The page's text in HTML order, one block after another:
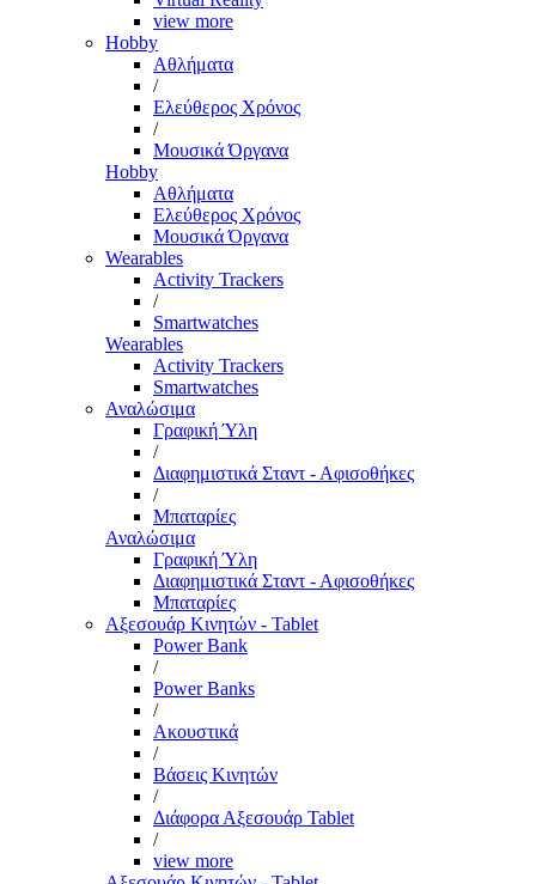
view more
Hobby
Αθλήματα
/
Ελεύθερος Χρόνος
/
Μουσικά Όργανα
Hobby
Αθλήματα
Ελεύθερος Χρόνος
Μουσικά Όργανα
Wearables
Activity Trackers
/
Smartwatches
Wearables
Activity Trackers
Smartwatches
Αναλώσιμα
Γραφική Ύλη
/
Διαφημιστικά Σταντ - Αφισοθήκες
/
Μπαταρίες
Αναλώσιμα
Γραφική Ύλη
Διαφημιστικά Σταντ - Αφισοθήκες
Μπαταρίες
Αξεσουάρ Κινητών - Tablet
Power Bank
/
Power Banks
/
Ακουστικά
/
Βάσεις Κινητών
/
Διάφορα Αξεσουάρ Tablet
/
view more